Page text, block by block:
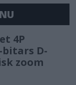
4P
bitars D-
zoom